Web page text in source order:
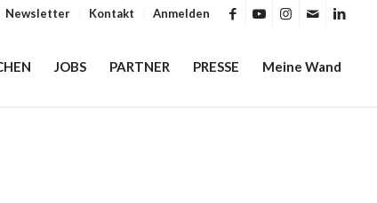
Newsletter Kontakt Anmelden
JOBS PARTNER PRESSE Meine Wand